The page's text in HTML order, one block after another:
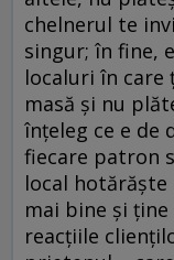
chelnerul te
singur; în fine,
localuri în care
masă şi nu
înţeleg ce e de
fiecare patron
local hotărăşte
mai bine şi ţine
reacţiile